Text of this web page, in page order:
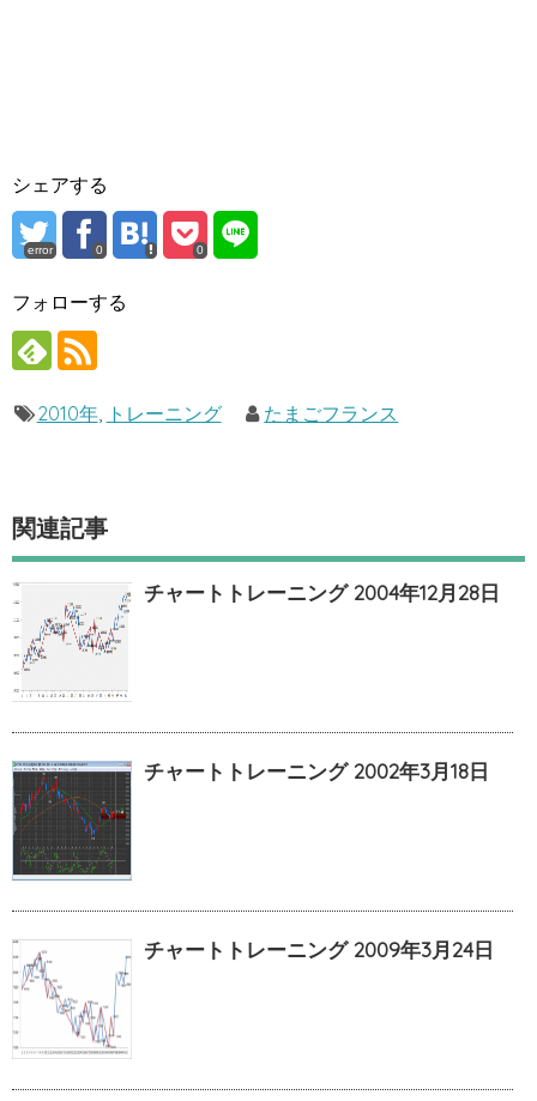
シェアする
error 0 0
フォローする
2010年, トレーニング たまごフランス
関連記事
チャートトレーニング 2004年12月28日
チャートトレーニング 2002年3月18日
チャートトレーニング 2009年3月24日